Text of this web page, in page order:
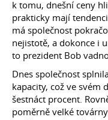
k tomu, dnešní ceny
prakticky mají
má společnost
nejistotě, a dokonce i
to prezident Bob
Dnes společnost
kapacity, což ve svém
šestnáct procent.
poměrně velké